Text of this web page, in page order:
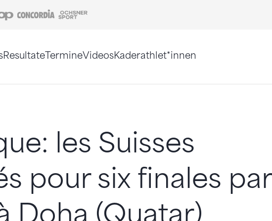
Coop Concordia
ResultateTermineVideosKaderathlet*innen
les Suisses
pour six finales par
Doha (Quatar)